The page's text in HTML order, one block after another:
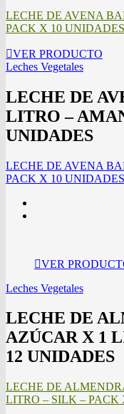
LECHE DE AVENA
PACK X 10 UNIDADES
VER PRODUCTO
Leches Vegetales
LECHE DE
LITRO –
UNIDADES
LECHE DE AVENA
PACK X 10 UNIDADES
VER
Leches Vegetales
LECHE DE
AZÚCAR X 1
12 UNIDADES
LECHE DE
LITRO – SILK – PACK